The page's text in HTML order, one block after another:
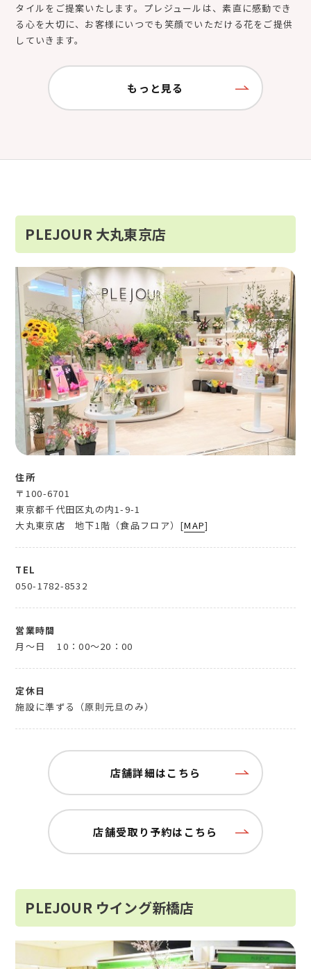
タイルをご提案いたします。プレジュールは、素直に感動でき
る心を大切に、お客様にいつでも笑顔でいただける花をご提供
していきます。
もっと見る
PLEJOUR 大丸東京店
住所
〒100-6701
東京都千代田区丸の内1-9-1
大丸東京店 地下1階（食品フロア）[MAP]
TEL
050-1782-8532
営業時間
月～日
10：00～20：00
定休日
施設に準ずる（原則元旦のみ）
店舗詳細はこちら
店舗受取り予約はこちら
PLEJOUR ウイング新橋店